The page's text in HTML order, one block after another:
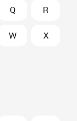
Q R
W X